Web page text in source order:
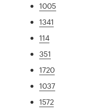
1005
1341
114
351
1720
1037
1572